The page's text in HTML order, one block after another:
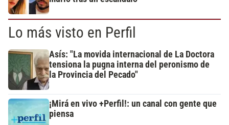
Lo más visto en Perfil
Asís: "La movida internacional de La Doctora
tensiona la pugna interna del peronismo de
la Provincia del Pecado"
¡Mirá en vivo +Perfil!: un canal con gente que
piensa